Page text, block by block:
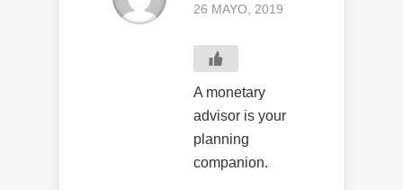
26 MAYO, 2019
A monetary
advisor is your
planning
companion.